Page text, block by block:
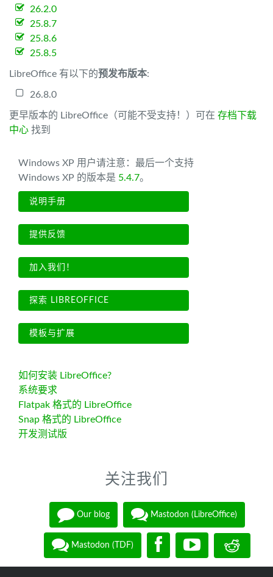
26.2.0
25.8.7
25.8.6
25.8.5
LibreOffice 有以下的预发布版本:
26.8.0
更早版本的 LibreOffice（可能不受支持！）可在 存档下载
中心 找到
Windows XP 用户请注意：最后一个支持
Windows XP 的版本是 5.4.7。
说明手册
提供反馈
加入我们！
探索 LIBREOFFICE
模板与扩展
如何安装 LibreOffice?
系统要求
Flatpak 格式的 LibreOffice
Snap 格式的 LibreOffice
开发测试版
关注我们
Our blog Mastodon (LibreOffice)
Mastodon (TDF)